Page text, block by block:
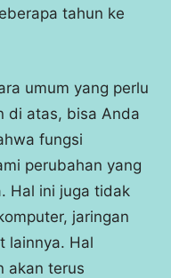
tahun ke
umum yang perlu
di atas, bisa Anda
fungsi
perubahan yang
Hal ini juga tidak
jaringan
lainnya. Hal
akan terus